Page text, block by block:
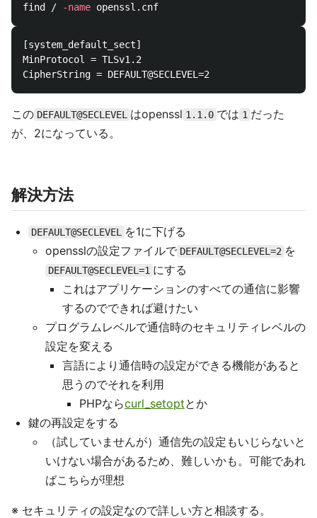
find / -name
[system_default_sect]
MinProtocol = TLSv1.2
この DEFAULT@SECLEVEL はopenssl 1.1.0 では 1 だった
が、2になっている。
解決方法
DEFAULT@SECLEVEL
を1に下げる
opensslの設定ファイルで DEFAULT@SECLEVEL=2 を
DEFAULT@SECLEVEL=1 にする
これはアプリケーションのすべての通信に影響
するのでできれば避けたい
プログラムレベルで通信時のセキュリティレベルの
設定を変える
言語により通信時の設定ができる機能があると
思うのでそれを利用
PHPならcurl_setoptとか
鍵の再設定をする
（試していませんが）通信先の設定もいじらないと
いけない場合があるため、難しいかも。可能であれ
ばこちらが理想
※ セキュリティの設定なので詳しい方と相談する。